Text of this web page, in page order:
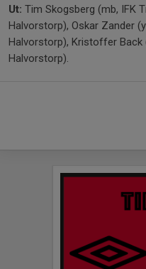
Ut: Tim Skogsberg (mb, IFK
Halvorstorp), Oskar Zander
Halvorstorp), Kristoffer Back
Halvorstorp).